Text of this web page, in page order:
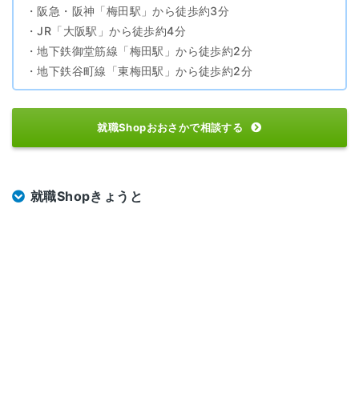
・阪急・阪神「梅田駅」から徒歩約3分
・JR「大阪駅」から徒歩約4分
・地下鉄御堂筋線「梅田駅」から徒歩約2分
・地下鉄谷町線「東梅田駅」から徒歩約2分
就職Shopおおさかで相談する
就職Shopきょうと